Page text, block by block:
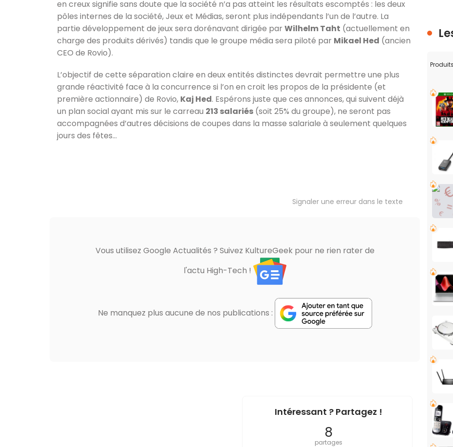
en creux signifie sans doute que la société n’a pas atteint les résultats escomptés : les deux
pôles internes de la société, Jeux et Médias, seront plus indépendants l’un de l’autre. La
partie développement de jeux sera dorénavant dirigée par Wilhelm Taht (actuellement en
charge des produits dérivés) tandis que le groupe média sera piloté par Mikael Hed (ancien
CEO de Rovio).
L’objectif de cette séparation claire en deux entités distinctes devrait permettre une plus
grande réactivité face à la concurrence si l’on en croit les propos de la présidente (et
première actionnaire) de Rovio, Kaj Hed. Espérons juste que ces annonces, qui suivent déjà
un plan social ayant mis sur le carreau 213 salariés (soit 25% du groupe), ne seront pas
accompagnées d’autres décisions de coupes dans la masse salariale à seulement quelques
jours des fêtes…
Signaler une erreur dans le texte
Vous utilisez Google Actualités ? Suivez KultureGeek pour ne rien rater de
l'actu High-Tech !
Ne manquez plus aucune de nos publications :
Intéressant ? Partagez !
8
partages